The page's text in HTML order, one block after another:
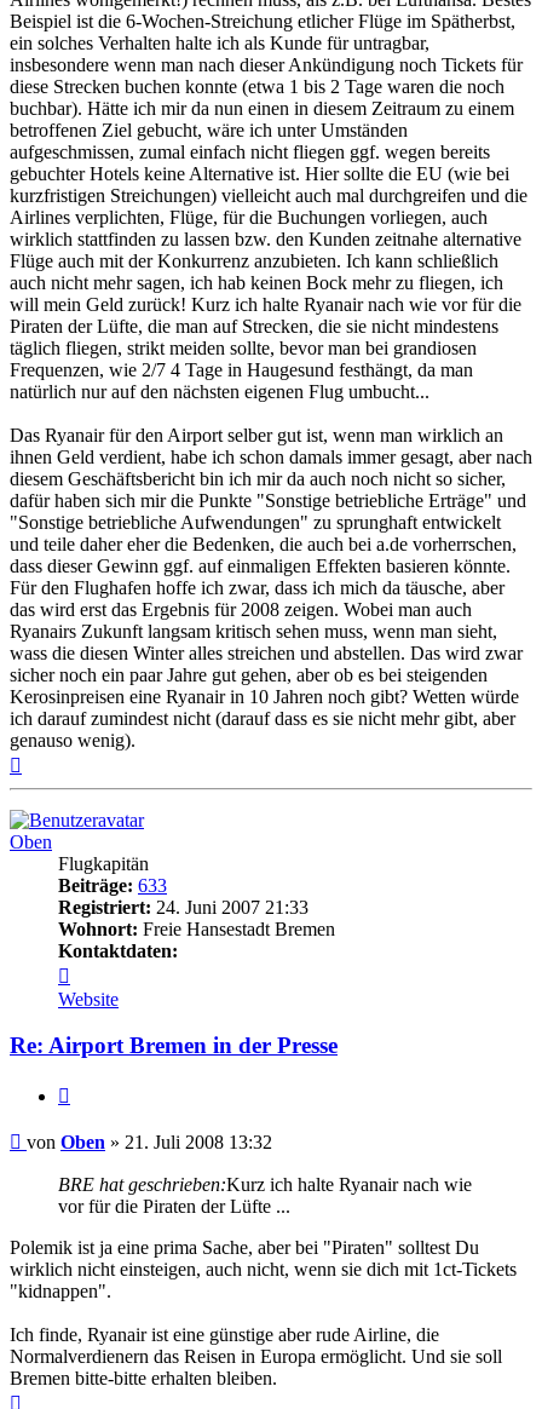
Beispiel ist die 6-Wochen-Streichung etlicher Flüge im Spätherbst,
ein solches Verhalten halte ich als Kunde für untragbar,
insbesondere wenn man nach dieser Ankündigung noch Tickets für
diese Strecken buchen konnte (etwa 1 bis 2 Tage waren die noch
buchbar). Hätte ich mir da nun einen in diesem Zeitraum zu einem
betroffenen Ziel gebucht, wäre ich unter Umständen
aufgeschmissen, zumal einfach nicht fliegen ggf. wegen bereits
gebuchter Hotels keine Alternative ist. Hier sollte die EU (wie bei
kurzfristigen Streichungen) vielleicht auch mal durchgreifen und die
Airlines verplichten, Flüge, für die Buchungen vorliegen, auch
wirklich stattfinden zu lassen bzw. den Kunden zeitnahe alternative
Flüge auch mit der Konkurrenz anzubieten. Ich kann schließlich
auch nicht mehr sagen, ich hab keinen Bock mehr zu fliegen, ich
will mein Geld zurück! Kurz ich halte Ryanair nach wie vor für die
Piraten der Lüfte, die man auf Strecken, die sie nicht mindestens
täglich fliegen, strikt meiden sollte, bevor man bei grandiosen
Frequenzen, wie 2/7 4 Tage in Haugesund festhängt, da man
natürlich nur auf den nächsten eigenen Flug umbucht...
Das Ryanair für den Airport selber gut ist, wenn man wirklich an
ihnen Geld verdient, habe ich schon damals immer gesagt, aber nach
diesem Geschäftsbericht bin ich mir da auch noch nicht so sicher,
dafür haben sich mir die Punkte "Sonstige betriebliche Erträge" und
"Sonstige betriebliche Aufwendungen" zu sprunghaft entwickelt
und teile daher eher die Bedenken, die auch bei a.de vorherrschen,
dass dieser Gewinn ggf. auf einmaligen Effekten basieren könnte.
Für den Flughafen hoffe ich zwar, dass ich mich da täusche, aber
das wird erst das Ergebnis für 2008 zeigen. Wobei man auch
Ryanairs Zukunft langsam kritisch sehen muss, wenn man sieht,
wass die diesen Winter alles streichen und abstellen. Das wird zwar
sicher noch ein paar Jahre gut gehen, aber ob es bei steigenden
Kerosinpreisen eine Ryanair in 10 Jahren noch gibt? Wetten würde
ich darauf zumindest nicht (darauf dass es sie nicht mehr gibt, aber
genauso wenig).
Oben
Flugkapitän
Beiträge: 633
Registriert: 24. Juni 2007 21:33
Wohnort: Freie Hansestadt Bremen
Kontaktdaten:
von
Oben
Website
Re: Airport Bremen in der Presse
Ungelesener
von Oben » 21. Juli 2008 13:32
BRE hat geschrieben:Kurz ich halte Ryanair nach wie
vor für die Piraten der Lüfte ...
Polemik ist ja eine prima Sache, aber bei "Piraten" solltest Du
wirklich nicht einsteigen, auch nicht, wenn sie dich mit 1ct-Tickets
"kidnappen".
Ich finde, Ryanair ist eine günstige aber rude Airline, die
Normalverdienern das Reisen in Europa ermöglicht. Und sie soll
Bremen bitte-bitte erhalten bleiben.